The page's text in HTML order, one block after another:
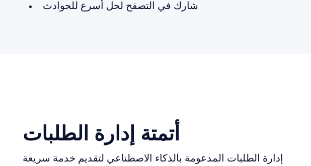
شارك في التصفح لحل أسرع للحوادث
أتمتة إدارة الطلبات
إدارة الطلبات المدعومة بالذكاء الاصطناعي لتقديم خدمة سريعة